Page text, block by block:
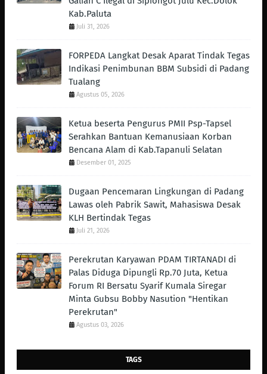
Kab.Paluta
Juli 31, 2026
FORPEDA Langkat Desak Aparat Tindak Tegas
Indikasi Penimbunan BBM Subsidi di Padang
Tualang
Agustus 05, 2026
Ketua beserta Pengurus PMII Psp-Tapsel
Serahkan Bantuan Kemanusiaan Korban
Bencana Alam di Kab.Tapanuli Selatan
Desember 01, 2025
Dugaan Pencemaran Lingkungan di Padang
Lawas oleh Pabrik Sawit, Mahasiswa Desak
KLH Bertindak Tegas ‎
Juli 21, 2026
Perekrutan Karyawan PDAM TIRTANADI di
Palas Diduga Dipungli Rp.70 Juta, Ketua
Forum RI Bersatu Syarif Kumala Siregar
Minta Gubsu Bobby Nasution "Hentikan
Perekrutan"
Agustus 03, 2026
TAGS